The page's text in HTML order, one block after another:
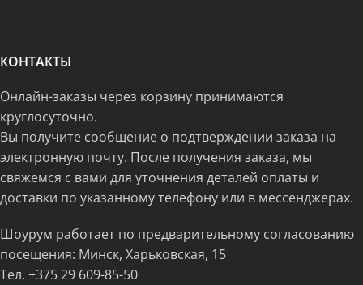
КОНТАКТЫ
Онлайн-заказы через корзину принимаются
круглосуточно.
Вы получите сообщение о подтверждении заказа на
электронную почту. После получения заказа, мы
свяжемся с вами для уточнения деталей оплаты и
доставки по указанному телефону или в мессенджерах.
Шоурум работает по предварительному согласованию
посещения: Минск, Харьковская, 15
Тел. +375 29 609-85-50